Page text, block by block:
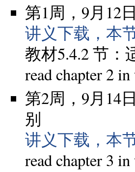
第1周，9月12
讲义下载，本
教材5.4.2 节：
read chapter 2
第2周，9月14
别
讲义下载，本
read chapter 3